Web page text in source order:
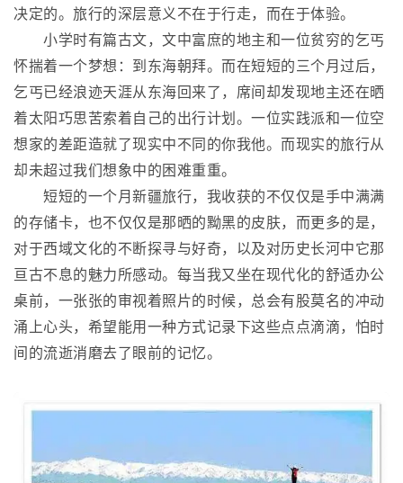
决定的。旅行的深层意义不在于行走，而在于体验。
小学时有篇古文，文中富庶的地主和一位贫穷的乞丐
怀揣着一个梦想：到东海朝拜。而在短短的三个月过后，
乞丐已经浪迹天涯从东海回来了，席间却发现地主还在晒
着太阳巧思苦索着自己的出行计划。一位实践派和一位空
想家的差距造就了现实中不同的你我他。而现实的旅行从
却未超过我们想象中的困难重重。
短短的一个月新疆旅行，我收获的不仅仅是手中满满
的存储卡，也不仅仅是那晒的黝黑的皮肤，而更多的是，
对于西域文化的不断探寻与好奇，以及对历史长河中它那
亘古不息的魅力所感动。每当我又坐在现代化的舒适办公
桌前，一张张的审视着照片的时候，总会有股莫名的冲动
涌上心头，希望能用一种方式记录下这些点点滴滴，怕时
间的流逝消磨去了眼前的记忆。